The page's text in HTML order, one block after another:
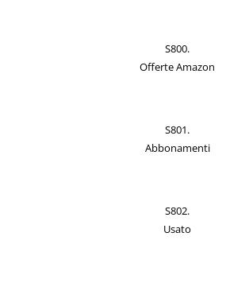
S800.
Offerte Amazon
S801.
Abbonamenti
S802.
Usato